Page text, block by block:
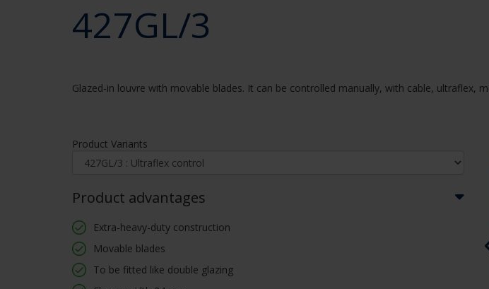
427GL/3
Glazed-in louvre with movable blades. It can be controlled manually, with cable, ultraflex,
Product Variants
Product advantages
Extra-heavy-duty construction
Movable blades
To be fitted like double glazing